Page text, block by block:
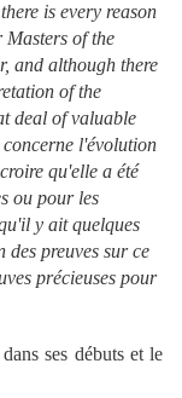
is every reason
of the
and although there
of the
deal of valuable
l'évolution
qu'elle a été
ou pour les
y ait quelques
preuves sur ce
précieuses pour
ses débuts et le